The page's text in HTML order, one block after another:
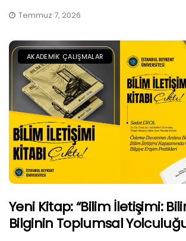
Temmuz 7, 2026
AKADEMIK ÇALIŞMALAR
Yeni Kitap: “Bilim İletişimi:
Bilginin Toplumsal